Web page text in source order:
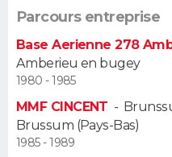
AVIS DE DÉCÈS
FORUM
Bricolage
Lifestyle
Culture
Sport
Auto
Television
Voyage
Cinema
Parcours entreprise
Base Aerienne 278
Amberieu en bugey
1980 - 1985
MMF CINCENT -
Brussum (Pays-Bas)
1985 - 1989